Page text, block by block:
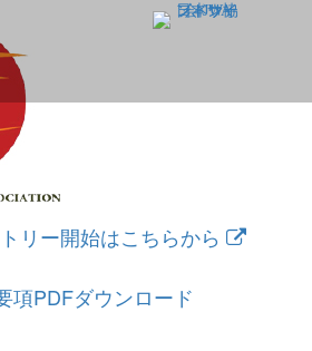
リー開始はこちらから
項PDFダウンロード